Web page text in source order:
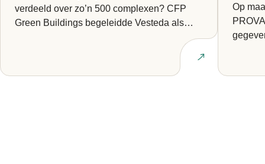
verdeeld over zo’n 500 complexen? CFP
Green Buildings begeleidde Vesteda als
Lees artikel
Op